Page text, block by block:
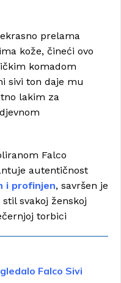
prelama
kože, čineći ovo
komadom
sivi ton daje mu
lakim za
Falco
autentičnost
i profinjen, savršen je
svakoj ženskoj
torbici
Falco Sivi